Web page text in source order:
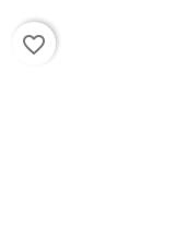
favorite_border